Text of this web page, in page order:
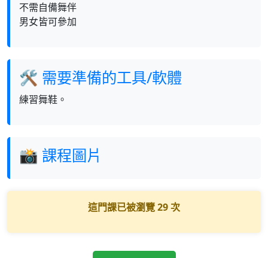
不需自備舞伴
男女皆可參加
🛠 需要準備的工具/軟體
練習舞鞋。
📸 課程圖片
這門課已被瀏覽29次